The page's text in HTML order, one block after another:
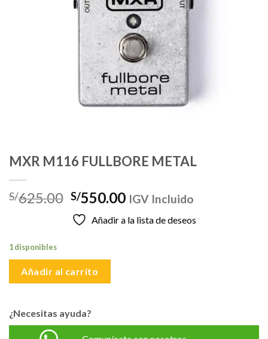
MXR M116 FULLBORE METAL
S/625.00 El
precio
original
S/550.00El
actual
IGV Incluido
Añadir a la lista de deseos
1 disponibles
Añadir al carrito
¿Necesitas ayuda?